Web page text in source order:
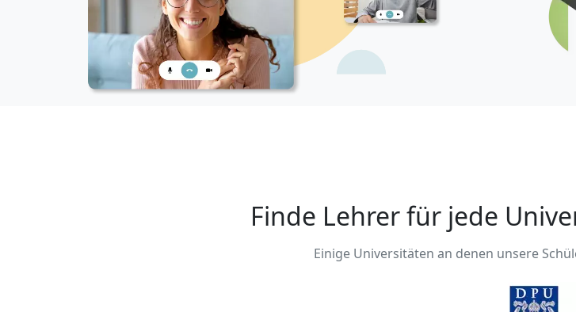
Finde Lehrer für jede
Einige Universitäten an denen unsere